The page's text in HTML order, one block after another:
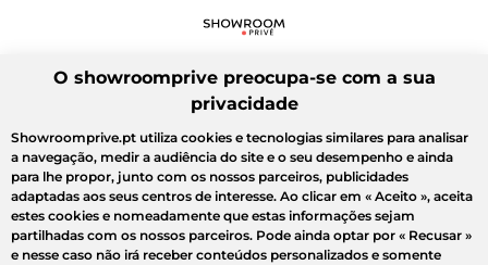
O showroomprive preocupa-se com a sua
privacidade
Showroomprive.pt utiliza cookies e tecnologias similares para analisar
a navegação, medir a audiência do site e o seu desempenho e ainda
para lhe propor, junto com os nossos parceiros, publicidades
adaptadas aos seus centros de interesse. Ao clicar em « Aceito », aceita
estes cookies e nomeadamente que estas informações sejam
partilhadas com os nossos parceiros. Pode ainda optar por « Recusar »
e nesse caso não irá receber conteúdos personalizados e somente